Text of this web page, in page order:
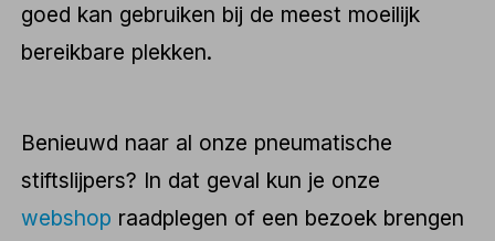
goed kan gebruiken bij de meest moeilijk
bereikbare plekken.
Benieuwd naar al onze pneumatische
stiftslijpers? In dat geval kun je onze
webshop raadplegen of een bezoek brengen